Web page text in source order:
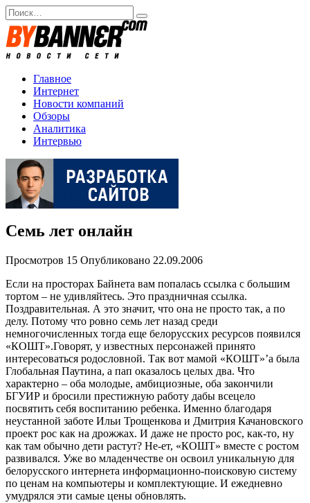
Перейти
к
содержанию
Search
for:
Главное
Интернет
Новости компаний
Обзоры
Аналитика
Интервью
Семь лет онлайн
Просмотров 15 Опубликовано 22.09.2006
Если на просторах Байнета вам попалась ссылка с большим
тортом – не удивляйтесь. Это праздничная ссылка.
Поздравительная. А это значит, что она не просто так, а по
делу. Потому что ровно семь лет назад среди
немногочисленных тогда еще белорусских ресурсов появился
«КОШТ».Говорят, у известных персонажей принято
интересоваться родословной. Так вот мамой «КОШТ»’а была
Глобальная Паутина, а пап оказалось целых два. Что
характерно – оба молодые, амбициозные, оба закончили
БГУИР и бросили престижную работу дабы всецело
посвятить себя воспитанию ребенка. Именно благодаря
неустанной заботе Ильи Трощенкова и Дмитрия Качановского
проект рос как на дрожжах. И даже не просто рос, как-то, ну
как там обычно дети растут? Не-ет, «КОШТ» вместе с ростом
развивался. Уже во младенчестве он освоил уникальную для
белорусского интернета информационно-поисковую систему
по ценам на компьютеры и комплектующие. И ежедневно
умудрялся эти самые цены обновлять.